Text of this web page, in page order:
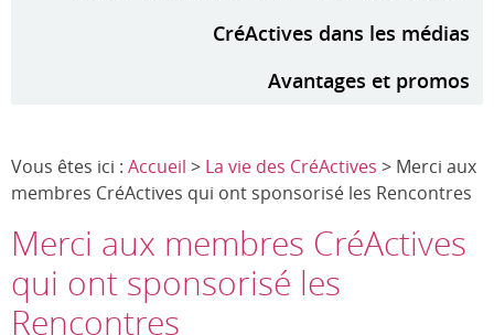
CréActives dans les médias
Avantages et promos
Vous êtes ici : Accueil > La vie des CréActives > Merci aux
membres CréActives qui ont sponsorisé les Rencontres
Merci aux membres CréActives
qui ont sponsorisé les
Rencontres